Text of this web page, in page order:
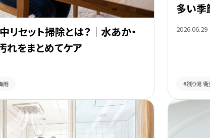
リセット掃除とは？｜水あか・
れをまとめてケア
雨
2026.06.29
多い季
#残り湯